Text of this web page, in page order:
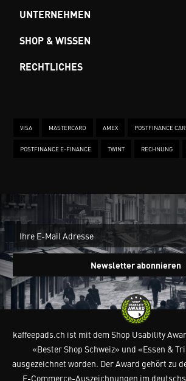
UNTERNEHMEN
SHOP & WISSEN
RECHTLICHES
VISA MASTERCARD AMEX POSTFINANCE
POSTFINANCE E-FINANCE TWINT RECHNUNG
Newsletter abonnieren
kaffeepads.ch ist mit dem Shop Usability
«Bester Shop Schweiz» und «Essen &
ausgezeichnet worden. Der Award gehört zu
E-Commerce-Auszeichnungen im